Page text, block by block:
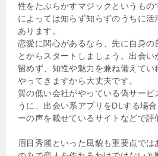
性をたぶらかすマジックというもの
によっては知らず知らずのうちに活
あります。
恋愛に関心があるなら、先に自身の
とからスタートしましょう。出会い
留めず、知性や魅力を兼ね備えてい
やってきますから大丈夫です。
質の低い会社がやっている偽サービ
うに、出会い系アプリをDLする場
ーの声を載せているサイトなどで評
眉目秀麗といった風貌も重要点で